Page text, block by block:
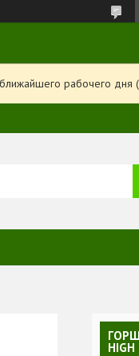
рабочего дня